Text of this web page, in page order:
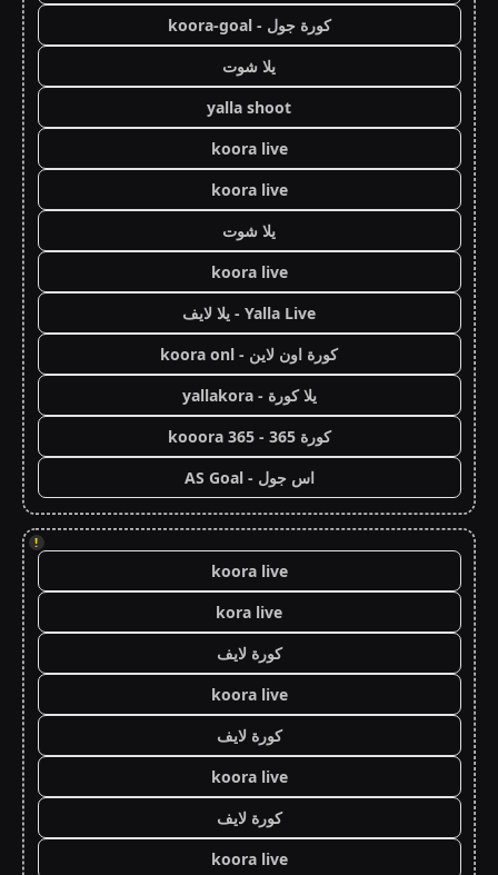
كورة جول - koora-goal
يلا شوت
yalla shoot
koora live
koora live
يلا شوت
koora live
Yalla Live - يلا لايف
كورة اون لاين - koora onl
يلا كورة - yallakora
كورة 365 - kooora 365
اس جول - AS Goal
!
koora live
kora live
كورة لايف
koora live
كورة لايف
koora live
كورة لايف
koora live